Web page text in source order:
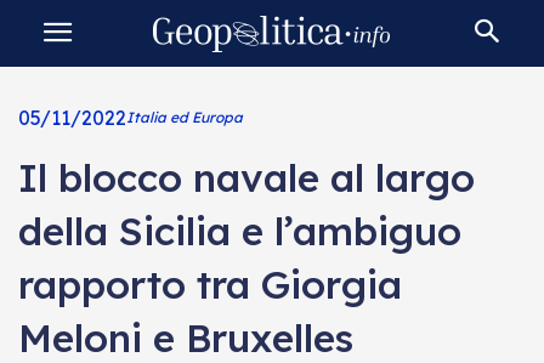
05/11/2022Italia ed Europa
Il blocco navale al largo
della Sicilia e l’ambiguo
rapporto tra Giorgia
Meloni e Bruxelles